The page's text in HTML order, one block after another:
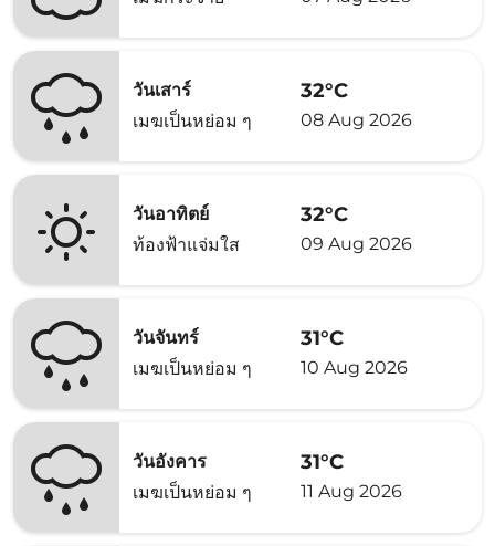
วันเสาร์
เมฆเป็นหย่อม ๆ
32°C
08 Aug 2026
วันอาทิตย์
ท้องฟ้าแจ่มใส
32°C
09 Aug 2026
วันจันทร์
เมฆเป็นหย่อม ๆ
31°C
10 Aug 2026
วันอังคาร
เมฆเป็นหย่อม ๆ
31°C
11 Aug 2026